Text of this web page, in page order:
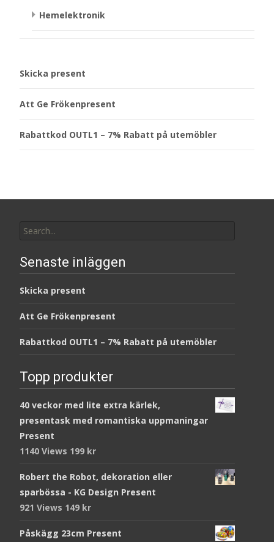
Hemelektronik
Skicka present
Att Ge Frökenpresent
Rabattkod OUTL1 – 7% Rabatt på utemöbler
for:
Senaste inläggen
Skicka present
Att Ge Frökenpresent
Rabattkod OUTL1 – 7% Rabatt på utemöbler
Topp produkter
40 veckor med lite extra kärlek,
presentask med romantiska uppmaningar
Present
1140 Views 199 kr
Robert the Robot, dekoration eller
sparbössa - KG Design Present
921 Views 149 kr
Påskägg 23cm Present